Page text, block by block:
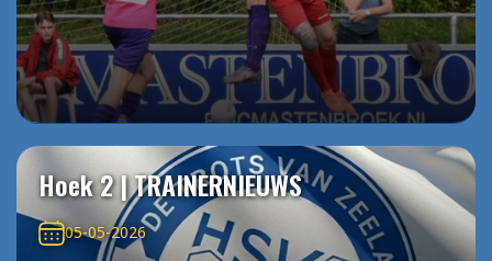
Hoek 2 | TRAINERNIEUWS
05-05-2026